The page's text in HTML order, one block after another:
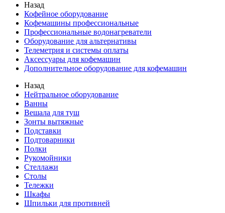
Назад
Кофейное оборудование
Кофемашины профессиональные
Профессиональные водонагреватели
Оборудование для альтернативы
Телеметрия и системы оплаты
Аксессуары для кофемашин
Дополнительное оборудование для кофемашин
Назад
Нейтральное оборудование
Ванны
Вешала для туш
Зонты вытяжные
Подставки
Подтоварники
Полки
Рукомойники
Стеллажи
Столы
Тележки
Шкафы
Шпильки для противней